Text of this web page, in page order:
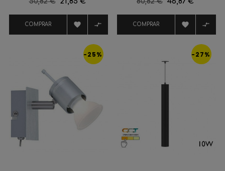
COMPRAR   COMPRAR  
-25% -27%